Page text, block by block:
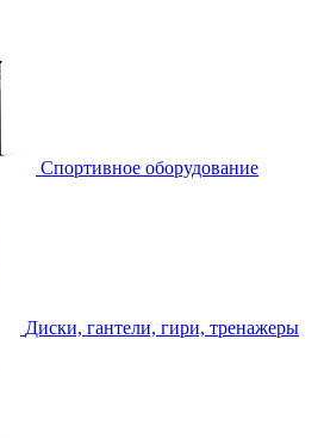
Спортивное оборудование
Диски, гантели, гири, тренажеры